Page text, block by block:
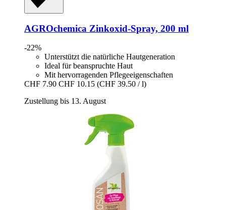
AGROchemica Zinkoxid-​Spray, 200 ml
-22%
Unterstützt die natürliche Hautgeneration
Ideal für beanspruchte Haut
Mit hervorragenden Pflegeeigenschaften
CHF 7.90 CHF 10.15 (CHF 39.50 / l)
Zustellung bis 13. August